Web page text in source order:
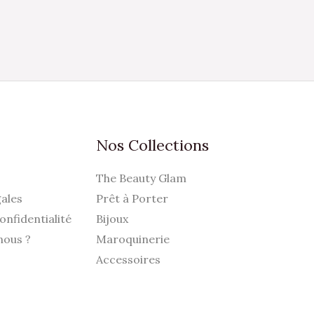
?
Nos Collections
The Beauty Glam
Prêt à Porter
Bijoux
Maroquinerie
Accessoires